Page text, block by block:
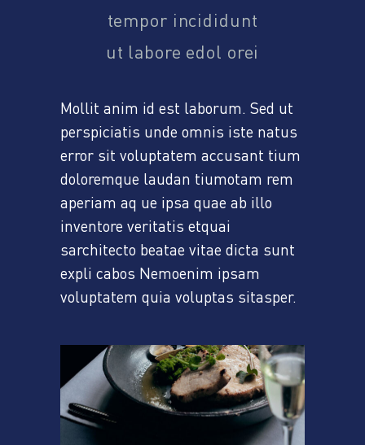
tempor incididunt
ut labore edol orei
Mollit anim id est laborum. Sed ut
perspiciatis unde omnis iste natus
error sit voluptatem accusant tium
doloremque laudan tiumotam rem
aperiam aq ue ipsa quae ab illo
inventore veritatis etquai
sarchitecto beatae vitae dicta sunt
expli cabos Nemoenim ipsam
voluptatem quia voluptas sitasper.